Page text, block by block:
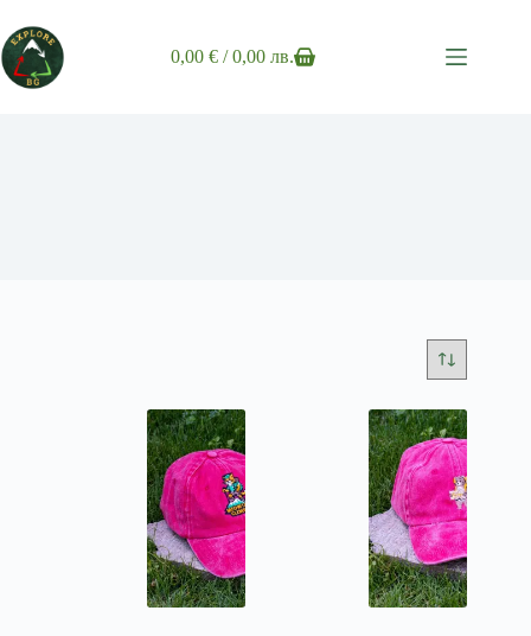
to
content
Shopping
0,00€ / 0,00 лв.